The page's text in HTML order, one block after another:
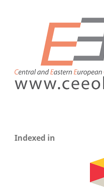
Indexed in